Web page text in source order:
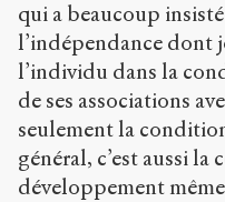
qui a beaucoup
l’indépendance dont
l’individu dans la
de ses associations
seulement la
général, c’est aussi
développement